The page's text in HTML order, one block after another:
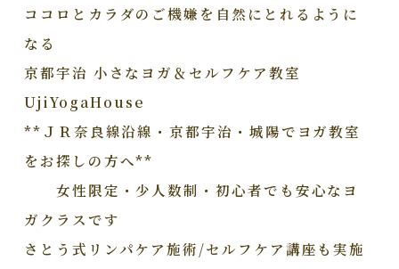
ココロとカラダのご機嫌を自然にとれるように
なる
京都宇治 小さなヨガ＆セルフケア教室
UjiYogaHouse
**ＪＲ奈良線沿線・京都宇治・城陽でヨガ教室
をお探しの方へ**
女性限定・少人数制・初心者でも安心なヨ
ガクラスです
さとう式リンパケア施術/セルフケア講座も実施